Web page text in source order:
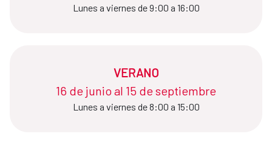
Lunes a viernes de 9:00 a 16:00
VERANO
16 de junio al 15 de septiembre​​​​​​​
Lunes a viernes de 8:00 a 15:00